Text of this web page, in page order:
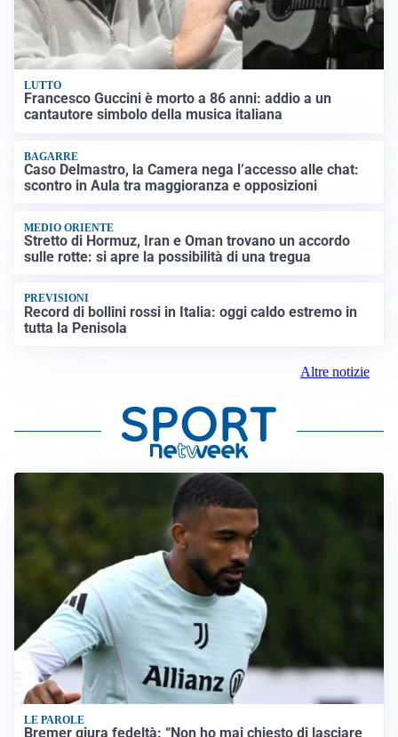
LUTTO
Francesco Guccini è morto a 86 anni: addio a un
cantautore simbolo della musica italiana
BAGARRE
Caso Delmastro, la Camera nega l’accesso alle chat:
scontro in Aula tra maggioranza e opposizioni
MEDIO ORIENTE
Stretto di Hormuz, Iran e Oman trovano un accordo
sulle rotte: si apre la possibilità di una tregua
PREVISIONI
Record di bollini rossi in Italia: oggi caldo estremo in
tutta la Penisola
Altre notizie
LE PAROLE
Bremer giura fedeltà: “Non ho mai chiesto di lasciare